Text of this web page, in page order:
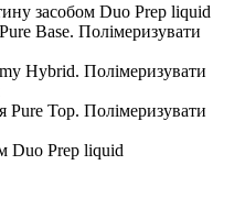
засобом Duo Prep liquid
Base. Полімеризувати
Hybrid. Полімеризувати
Pure Top. Полімеризувати
Duo Prep liquid